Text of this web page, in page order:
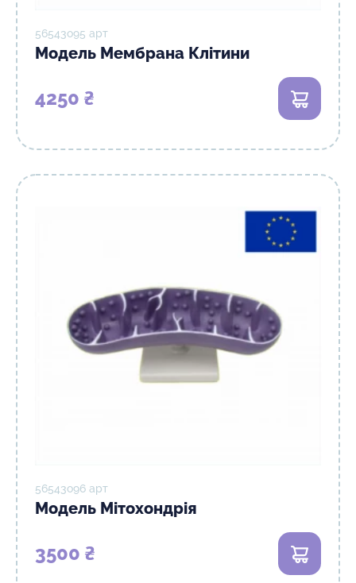
56543о95 арт
Модель Мембрана Клітини
4250 ₴
56543о96 арт
Модель Мітохондрія
3500 ₴